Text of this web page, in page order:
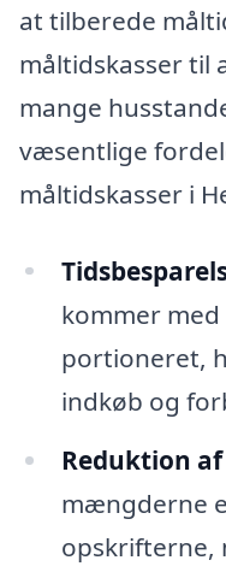
at tilberede
måltidskasser til
mange
væsentlige
måltidskasser i
kommer
portioneret,
indkøb og
Reduktion
mængderne
opskrifterne,